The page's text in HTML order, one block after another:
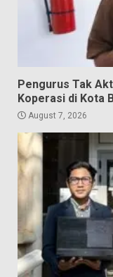
Pengurus Tak
Koperasi di Kota
August 7, 2026